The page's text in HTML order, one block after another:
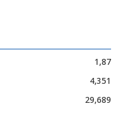
1,87
4,351
29,689